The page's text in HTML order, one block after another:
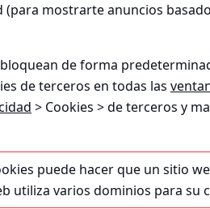
(para mostrarte anuncios
de forma
de terceros en todas las
> Cookies > de terceros y
puede hacer que un sitio
utiliza varios dominios para su